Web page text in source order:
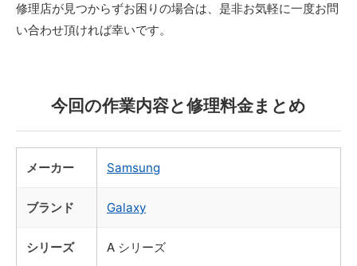
修理店が見つからずお困りの場合は、是非お気軽に一度お問
い合わせ頂ければ幸いです。
今回の作業内容と修理料金まとめ
メーカー Samsung
ブランド Galaxy
シリーズ A シリーズ